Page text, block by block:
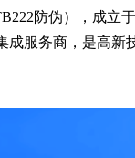
防伪），成立
服务商，是高新